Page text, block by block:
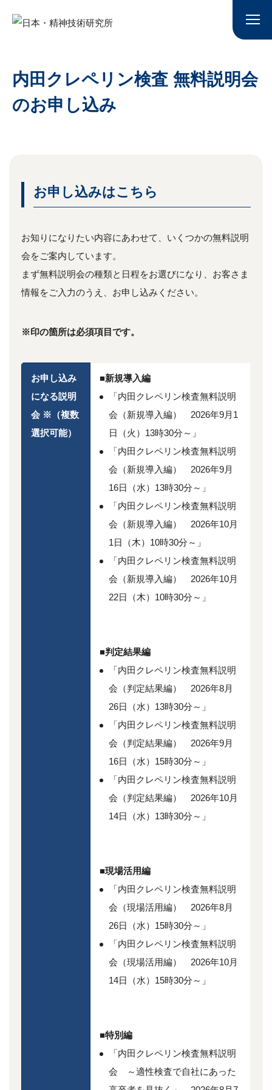
内田クレペリン検査 無料説明会
のお申し込み
お申し込みはこちら
お知りになりたい内容にあわせて、いくつかの無料説明
会をご案内しています。
まず無料説明会の種類と日程をお選びになり、お客さま
情報をご入力のうえ、お申し込みください。
※印の箇所は必須項目です。
お申し込み
になる説明
会 ※ （複数
選択可能）
■新規導入編
「内田クレペリン検査無料説明
会（新規導入編） 2026年9月1
日（火）13時30分～」
「内田クレペリン検査無料説明
会（新規導入編） 2026年9月
16日（水）13時30分～」
「内田クレペリン検査無料説明
会（新規導入編） 2026年10月
1日（木）10時30分～」
「内田クレペリン検査無料説明
会（新規導入編） 2026年10月
22日（木）10時30分～」
■判定結果編
「内田クレペリン検査無料説明
会（判定結果編） 2026年8月
26日（水）13時30分～」
「内田クレペリン検査無料説明
会（判定結果編） 2026年9月
16日（水）15時30分～」
「内田クレペリン検査無料説明
会（判定結果編） 2026年10月
14日（水）13時30分～」
■現場活用編
「内田クレペリン検査無料説明
会（現場活用編） 2026年8月
26日（水）15時30分～」
「内田クレペリン検査無料説明
会（現場活用編） 2026年10月
14日（水）15時30分～」
■特別編
「内田クレペリン検査無料説明
会 ～適性検査で自社にあった